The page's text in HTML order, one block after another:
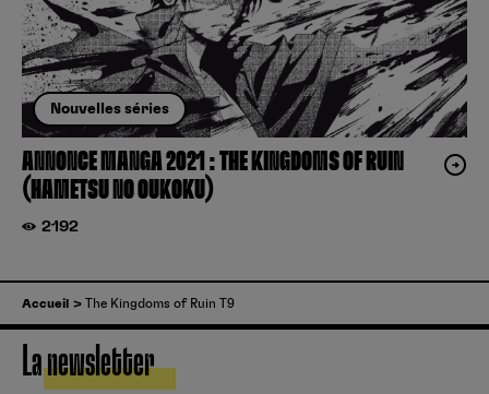
Nouvelles séries
ANNONCE MANGA 2021 : THE KINGDOMS OF RUIN
(HAMETSU NO OUKOKU)
2192
Accueil The Kingdoms of Ruin T9
La newsletter